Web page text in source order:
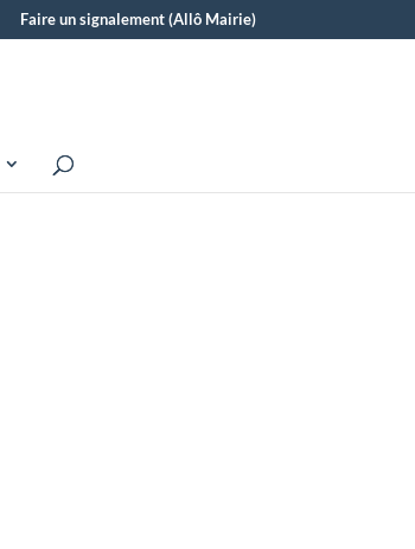
Faire un signalement (Allô Mairie)